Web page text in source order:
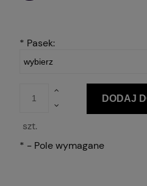
* Pasek:
szt.
DODAJ
* - Pole wymagane